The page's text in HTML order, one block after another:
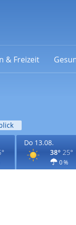
& Freizeit
Do 13.08.
38° 25°
0 %